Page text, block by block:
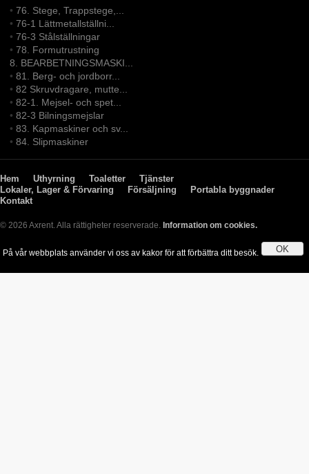
•76. Stege, Trappstege,...
•76-1 Lättmetallställni...
•76-3 Stålställningar
•78. Formutrustning
8. BEARBETNINGSMASKI...
•81. Berg- och jordborr...
•82 Skruvdragare, mutte...
•82-1. Mejsel- och spet...
•82-3 Bilningsmejslar
•83. Kapmaskiner och sv...
•84. Slipmaskiner
Hem Uthyrning Toaletter
Tjänster
Lokaler, Lager & Förvaring
Försäljning
Portabla byggnader
Kontakt
© 2026 Axrent. Alla rättigheter reserverade. Information om cookies.
OK
På vår webbplats använder vi oss av kakor för att förbättra ditt besök.